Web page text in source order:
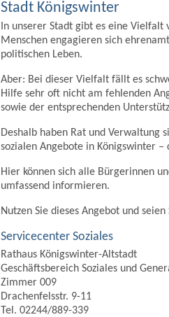
Stadt Königswinter
In unserer Stadt gibt es eine
Menschen engagieren sich
politischen Leben.
Aber: Bei dieser Vielfalt fällt es
Hilfe sehr oft nicht am fehlenden
sowie der entsprechenden
Deshalb haben Rat und Verwaltung
sozialen Angebote in Königswinter –
Hier können sich alle Bürgerinnen
umfassend informieren.
Nutzen Sie dieses Angebot und
Servicecenter Soziales
Rathaus Königswinter-Altstadt
Geschäftsbereich Soziales und
Zimmer 009
Drachenfelsstr. 9-11
Tel. 02244/889-339